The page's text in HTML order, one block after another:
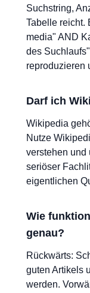
Suchstring,
Tabelle reicht.
media" AND
des
reproduzieren
Darf ich
Wikipedia
Nutze
verstehen und
seriöser
eigentlichen
Wie
genau?
Rückwärts:
guten Artikels
werden.